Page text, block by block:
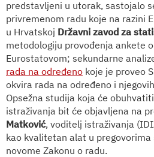
predstavljeni u utorak, sastojalo
privremenom radu koje na razini
u Hrvatskoj Državni zavod za
metodologiju provođenja ankete
Eurostatovom; sekundarne
rada na određeno koje je proveo
okvira rada na određeno i
Opsežna studija koja će
istraživanja bit će objavljena na
Matković, voditelj istraživanja
kao kvalitetan alat u
novome Zakonu o radu.